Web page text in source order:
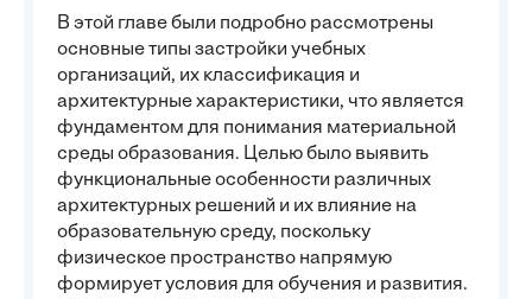
В этой главе были подробно рассмотрены
основные типы застройки учебных
организаций, их классификация и
архитектурные характеристики, что является
фундаментом для понимания материальной
среды образования. Целью было выявить
функциональные особенности различных
архитектурных решений и их влияние на
образовательную среду, поскольку
физическое пространство напрямую
формирует условия для обучения и развития.